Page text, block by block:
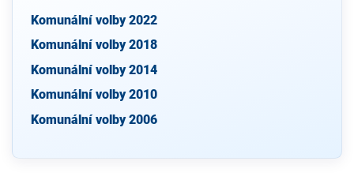
Komunální volby 2022
Komunální volby 2018
Komunální volby 2014
Komunální volby 2010
Komunální volby 2006